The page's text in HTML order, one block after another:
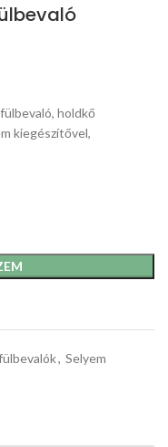
holdkő
kiegészítővel,
, Selyem